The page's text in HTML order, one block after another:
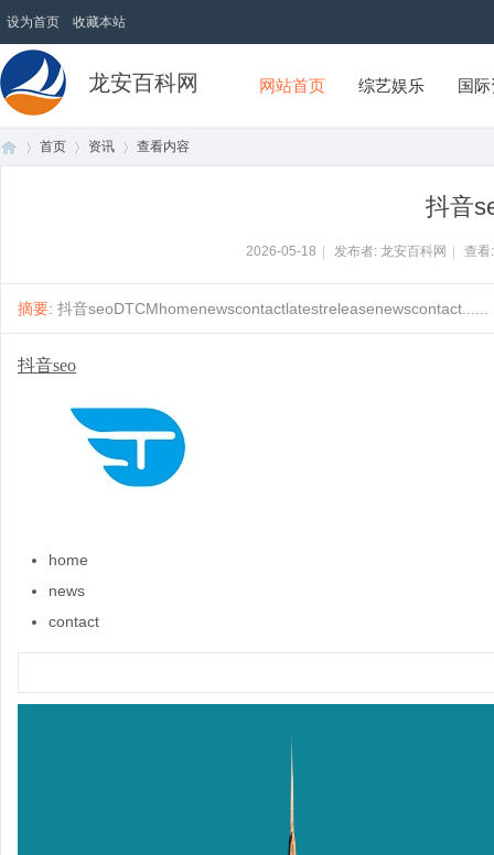
设为首页 收藏本站
龙安百科网 网站首页 综艺娱乐 国
首页 资讯 查看内容
抖音
2026-05-18 发布者: 龙安百科网 查
摘要: 抖音seoDTCMhomenewscontactlatestreleasenewscontact......
抖音seo
home
news
contact